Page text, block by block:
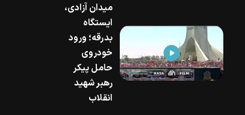
میدان آزادی،
ایستگاه
بدرقه؛ ورود
خودروی
حامل پیکر
رهبر شهید
انقلاب